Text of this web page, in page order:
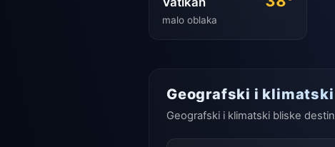
malo oblaka
Geografski i
Geografski i klimatski bliske